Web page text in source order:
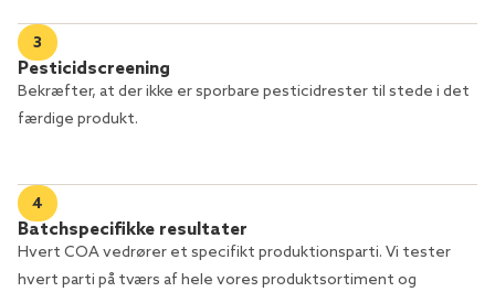
3
Pesticidscreening
Bekræfter, at der ikke er sporbare pesticidrester til stede i det
færdige produkt.
4
Batchspecifikke resultater
Hvert COA vedrører et specifikt produktionsparti. Vi tester
hvert parti på tværs af hele vores produktsortiment og